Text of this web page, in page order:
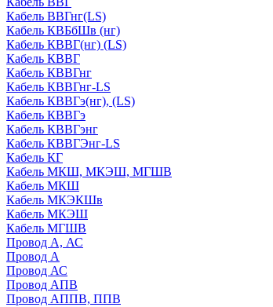
Кабель ВВГнг(LS)
Кабель КВБбШв (нг)
Кабель КВВГ(нг) (LS)
Кабель КВВГ
Кабель КВВГнг
Кабель КВВГнг-LS
Кабель КВВГэ(нг), (LS)
Кабель КВВГэ
Кабель КВВГэнг
Кабель КВВГЭнг-LS
Кабель КГ
Кабель МКШ, МКЭШ, МГШВ
Кабель МКШ
Кабель МКЭКШв
Кабель МКЭШ
Кабель МГШВ
Провод А, АС
Провод А
Провод АС
Провод АПВ
Провод АППВ, ППВ